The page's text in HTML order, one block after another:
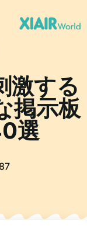
激する
掲示板
選